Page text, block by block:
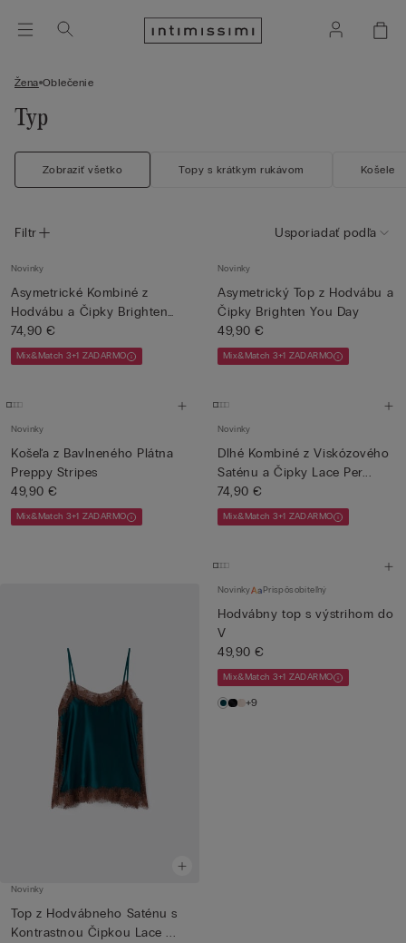
Žena Oblečenie
Typ
Zobraziť všetko Topy s krátkym rukávom Košele
Filtr Usporiadať podľa
Novinky
Asymetrické Kombiné z
Hodvábu a Čipky Brighten
You...
74,90 €
Mix&Match 3+1 ZADARMO
Novinky
Asymetrický Top z Hodvábu a
Čipky Brighten You Day
49,90 €
Mix&Match 3+1 ZADARMO
Novinky
Košeľa z Bavlneného Plátna
Preppy Stripes
49,90 €
Mix&Match 3+1 ZADARMO
Novinky
Dlhé Kombiné z Viskózového
Saténu a Čipky Lace Per...
74,90 €
Mix&Match 3+1 ZADARMO
Novinky
Top z Hodvábneho Saténu s
Kontrastnou Čipkou Lace ...
Novinky Prispôsobiteľný
Hodvábny top s výstrihom do
V
49,90 €
Mix&Match 3+1 ZADARMO
+9